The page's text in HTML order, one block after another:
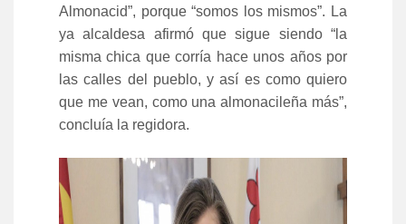
Almonacid”, porque “somos los mismos”. La
ya alcaldesa afirmó que sigue siendo “la
misma chica que corría hace unos años por
las calles del pueblo, y así es como quiero
que me vean, como una almonacileña más”,
concluía la regidora.